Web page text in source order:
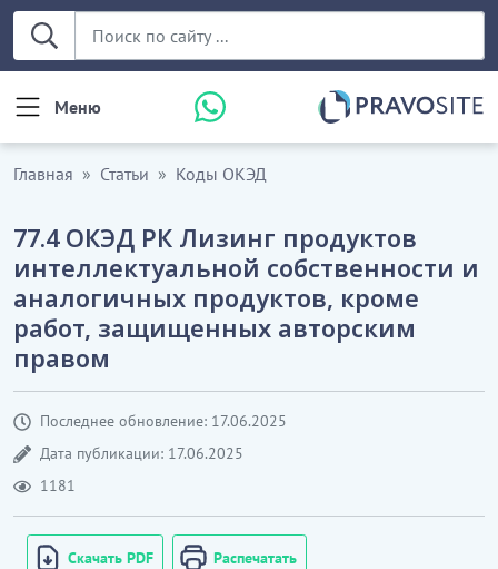
Меню
Главная Статьи Коды ОКЭД
77.4 ОКЭД РК Лизинг продуктов
интеллектуальной собственности и
аналогичных продуктов, кроме
работ, защищенных авторским
правом
Последнее обновление: 17.06.2025
Дата публикации: 17.06.2025
1181
Скачать PDF Распечатать